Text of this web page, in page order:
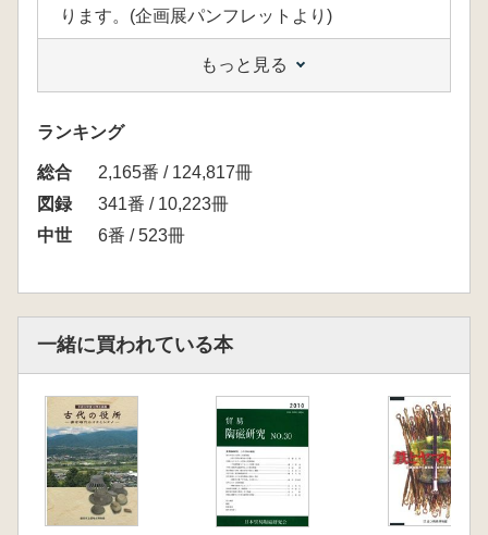
ります。(企画展パンフレットより)
観賞編
研究偏(約180頁)
英文編
もっと見る
ランキング
総合
2,165番 / 124,817冊
図録
341番 / 10,223冊
中世
6番 / 523冊
一緒に買われている本